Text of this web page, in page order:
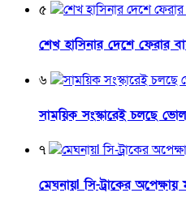
৫
শেখ হাসিনার দেশে ফেরার
৬
সাময়িক সংস্কারেই চলছে
৭
মেঘনায়l সি-ট্রাকের